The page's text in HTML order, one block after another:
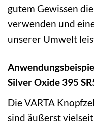
gutem Gewissen
verwenden und
unserer Umwelt
Silver Oxide 395
Die VARTA
sind äußerst